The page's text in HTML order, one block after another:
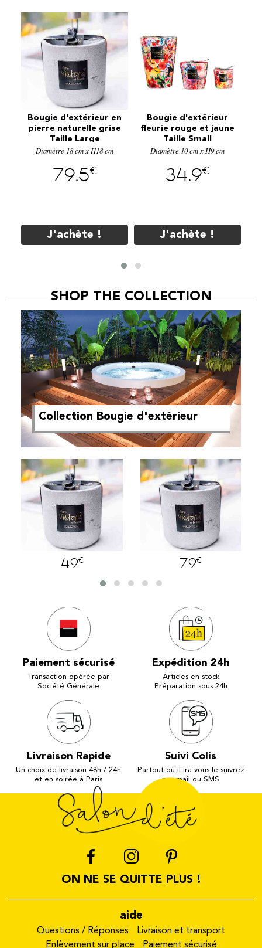
Bougie d'extérieur en
pierre naturelle grise
Taille Large
Diamètre 18 cm x H18 cm
79.5€
J'achète !
Bougie d'extérieur
fleurie rouge et jaune
Taille Small
Diamètre 10 cm x H9 cm
34.9€
J'achète !
SHOP THE COLLECTION
Collection Bougie d'extérieur
49€ 79€
Paiement sécurisé
Transaction opérée par
Société Générale
Expédition 24h
Articles en stock
Préparation sous 24h
Livraison Rapide
Un choix de livraison 48h / 24h
et en soirée à Paris
Suivi Colis
Partout où il ira vous le suivrez
par mail ou SMS
ON NE SE QUITTE PLUS !
aide
Questions / Réponses
Livraison et transport
Enlèvement sur place
Paiement sécurisé